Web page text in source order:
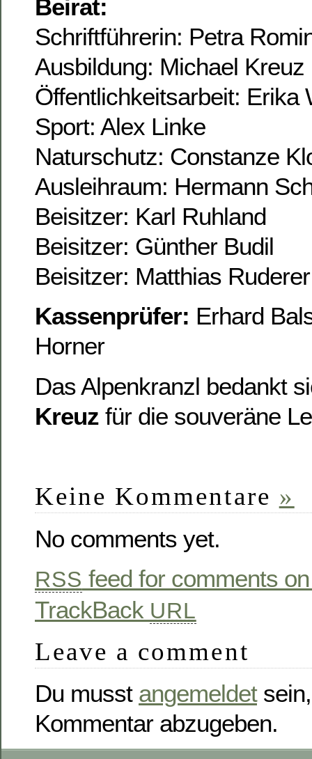
Beirat:
Schriftführerin: Petra
Ausbildung: Michael Kreuz
Öffentlichkeitsarbeit: Erika
Sport: Alex Linke
Naturschutz: Constanze
Ausleihraum: Hermann
Beisitzer: Karl Ruhland
Beisitzer: Günther Budil
Beisitzer: Matthias Ruderer
Kassenprüfer: Erhard
Horner
Das Alpenkranzl bedankt
Kreuz für die souveräne
Keine Kommentare »
No comments yet.
RSS feed for comments
TrackBack URL
Leave a comment
Du musst angemeldet
Kommentar abzugeben.